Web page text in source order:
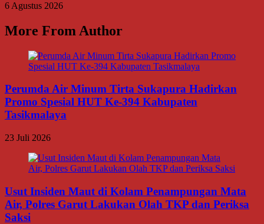
6 Agustus 2026
More From Author
Perumda Air Minum Tirta Sukapura Hadirkan
Promo Spesial HUT Ke-394 Kabupaten
Tasikmalaya
23 Juli 2026
Usut Insiden Maut di Kolam Penampungan Mata
Air, Polres Garut Lakukan Olah TKP dan Periksa
Saksi